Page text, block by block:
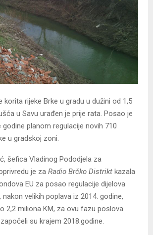
korita rijeke Brke u gradu u dužini od 1,5
u Savu urađen je prije rata. Posao je
planom regulacije novih 710
u gradskoj zoni.
šefica Vladinog Pododjela za
je za Radio Brčko Distrikt kazala
EU za posao regulacije dijelova
nakon velikih poplava iz 2014. godine,
2,2 miliona KM, za ovu fazu poslova.
su krajem 2018.godine.